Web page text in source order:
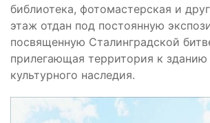
библиотека, фотомастерская и
этаж отдан под постоянную
посвященную Сталинградской
прилегающая территория к зданию
культурного наследия.